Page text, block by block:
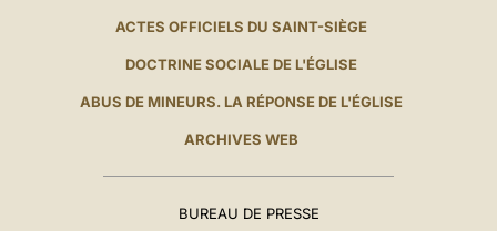
ACTES OFFICIELS DU SAINT-SIÈGE
DOCTRINE SOCIALE DE L'ÉGLISE
ABUS DE MINEURS. LA RÉPONSE DE L'ÉGLISE
ARCHIVES WEB
BUREAU DE PRESSE